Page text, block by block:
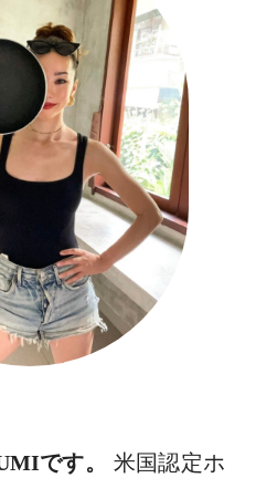
です。
米国認定ホ